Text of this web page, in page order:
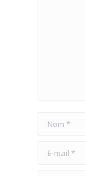
Nom *
E-mail *